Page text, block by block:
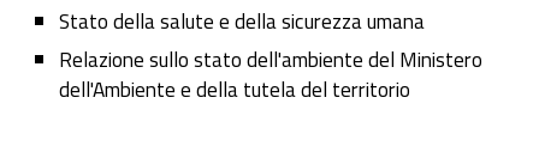
Stato della salute e della sicurezza umana
Relazione sullo stato dell'ambiente del Ministero
dell'Ambiente e della tutela del territorio